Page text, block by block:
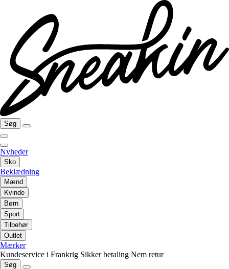
Søg
Nyheder
Sko
Beklædning
Mænd
Kvinde
Børn
Sport
Tilbehør
Outlet
Mærker
Kundeservice i Frankrig Sikker betaling Nem retur
Søg